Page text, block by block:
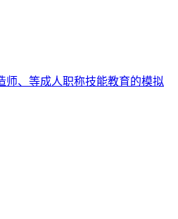
师、等成人职称技能教育的模拟